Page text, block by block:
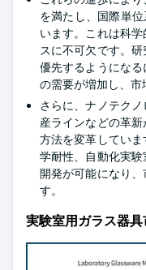
を満たし、国際単
います。これは科
スに不可欠です。
優先するようにな
の需要が増加し、市
さらに、ナノテク
産ラインなどの革
方法を変革してい
学耐性、自動化実
開発が可能になり
す。
実験室用ガラス器